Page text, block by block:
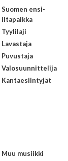
Suomen ensi-
iltapaikka
Tyylilaji
Lavastaja
Puvustaja
Valosuunnittelija
Kantaesiintyjät
Muu musiikki